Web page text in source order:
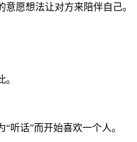
愿想法让对方来陪伴自己。
听话”而开始喜欢一个人。